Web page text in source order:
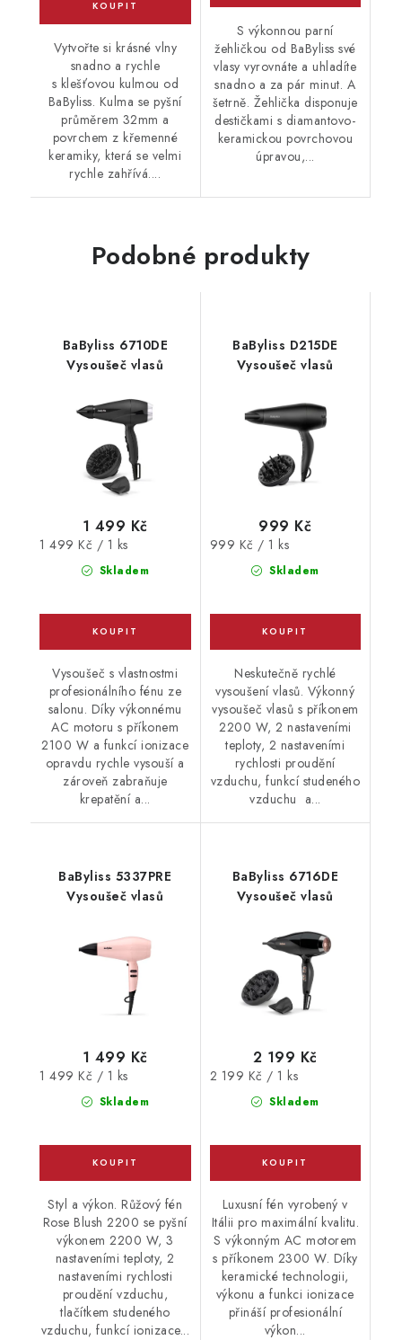
Vytvořte si krásné vlny
snadno a rychle
s klešťovou kulmou od
BaByliss. Kulma se pyšní
průměrem 32mm a
povrchem z křemenné
keramiky, která se velmi
rychle zahřívá....
S výkonnou parní
žehličkou od BaByliss své
vlasy vyrovnáte a uhladíte
snadno a za pár minut. A
šetrně. Žehlička disponuje
destičkami s diamantovo-
keramickou povrchovou
úpravou,...
Podobné produkty
BaByliss 6710DE
Vysoušeč vlasů
Skladem
1 499 Kč
Měrná
1 499 Kč / 1 ks
Vysoušeč s vlastnostmi
profesionálního fénu ze
salonu. Díky výkonnému
AC motoru s příkonem
2100 W a funkcí ionizace
opravdu rychle vysouší a
zároveň zabraňuje
krepatění a...
BaByliss D215DE
Vysoušeč vlasů
Skladem
999 Kč
Měrná
999 Kč / 1 ks
Neskutečně rychlé
vysoušení vlasů. Výkonný
vysoušeč vlasů s příkonem
2200 W, 2 nastaveními
teploty, 2 nastaveními
rychlosti proudění
vzduchu, funkcí studeného
vzduchu a...
BaByliss 5337PRE
Vysoušeč vlasů
Skladem
1 499 Kč
Měrná
1 499 Kč / 1 ks
Styl a výkon. Růžový fén
Rose Blush 2200 se pyšní
výkonem 2200 W, 3
nastaveními teploty, 2
nastaveními rychlosti
proudění vzduchu,
tlačítkem studeného
vzduchu, funkcí ionizace...
BaByliss 6716DE
Vysoušeč vlasů
Skladem
2 199 Kč
Měrná
2 199 Kč / 1 ks
Luxusní fén vyrobený v
Itálii pro maximální kvalitu.
S výkonným AC motorem
s příkonem 2300 W. Díky
keramické technologii,
výkonu a funkci ionizace
přináší profesionální
výkon...